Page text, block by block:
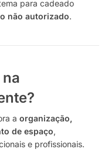
para cadeado
não autorizado.
a organização,
de espaço,
e profissionais.